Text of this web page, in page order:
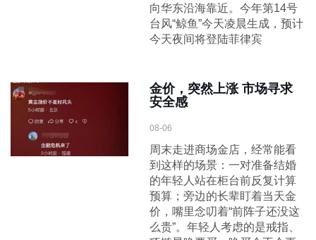
向华东沿海靠近。今年第14号
台风“鲸鱼”今天凌晨生成，预计
今天夜间将登陆菲律宾
金价，突然上涨 市场寻求
安全感
08-06
周末走进商场金店，经常能看
到这样的场景：一对准备结婚
的年轻人站在柜台前反复计算
预算；旁边的长辈盯着当天金
价，嘴里念叨着“前阵子还没这
么贵”。年轻人考虑的是戒指、